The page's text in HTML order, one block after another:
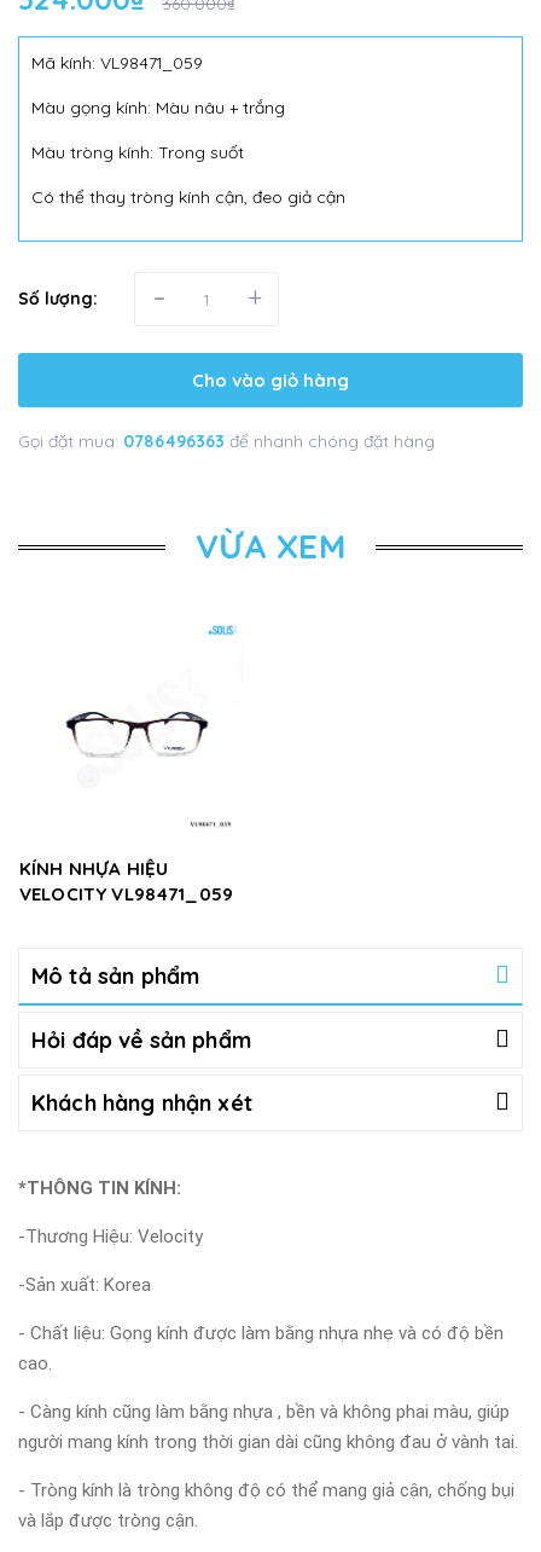
Mã kính: VL98471_059
Màu gọng kính: Màu nâu + trắng
Màu tròng kính: Trong suốt
Có thể thay tròng kính cận, đeo giả cận
Số lượng: - +
Cho vào giỏ hàng
Gọi đặt mua: 0786496363 để nhanh chóng đặt hàng
VỪA XEM
KÍNH NHỰA HIỆU
VELOCITY VL98471_059
Mô tả sản phẩm
Hỏi đáp về sản phẩm
Khách hàng nhận xét
*THÔNG TIN KÍNH:
-Thương Hiệu: Velocity
-Sản xuất: Korea
- Chất liệu: Gọng kính được làm bằng nhựa nhẹ và có độ bền
cao.
- Càng kính cũng làm bằng nhựa , bền và không phai màu, giúp
người mang kính trong thời gian dài cũng không đau ở vành tai.
- Tròng kính là tròng không độ có thể mang giả cận, chống bụi
và lắp được tròng cận.